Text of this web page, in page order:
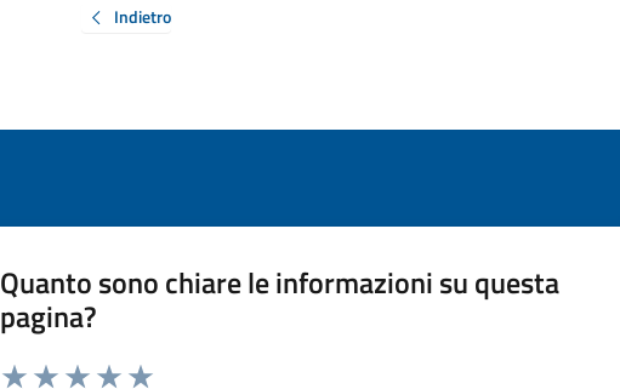
Indietro
Quanto sono chiare le informazioni su questa
pagina?
Valuta da 1 a 5 stelle la pagina